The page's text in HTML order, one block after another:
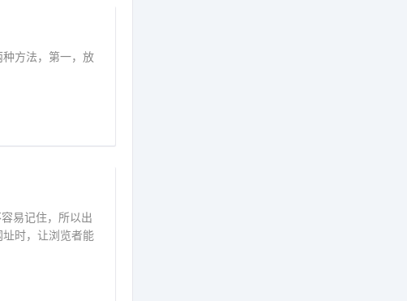
方法，第一，放
易记住，所以出
时，让浏览者能